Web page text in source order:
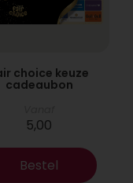
choice keuze
cadeaubon
5,00
Bestel